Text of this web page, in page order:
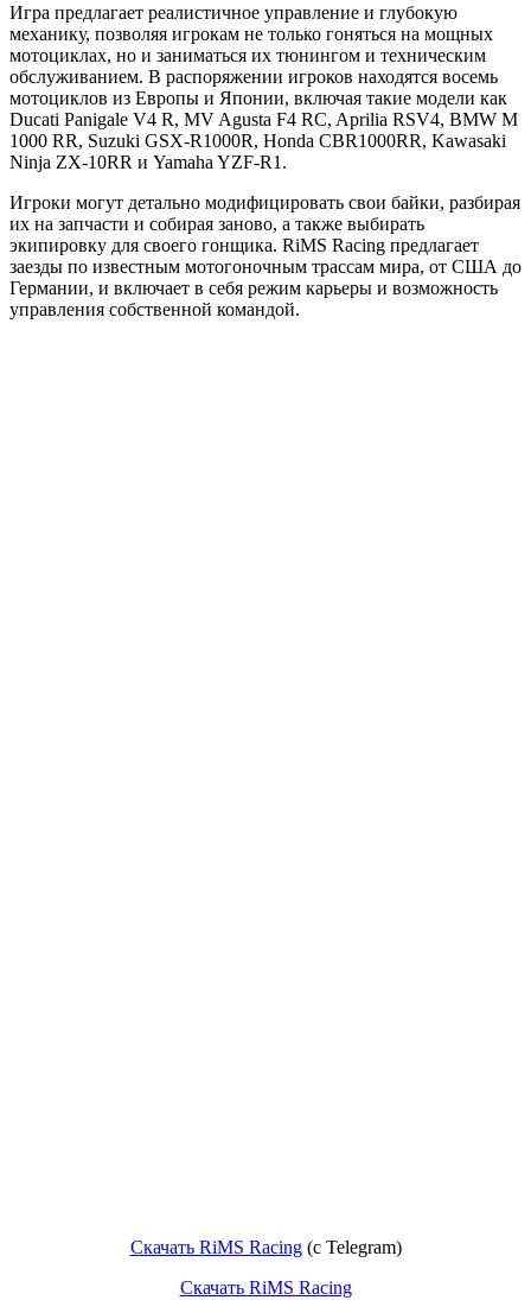
Игра предлагает реалистичное управление и глубокую
механику, позволяя игрокам не только гоняться на мощных
мотоциклах, но и заниматься их тюнингом и техническим
обслуживанием. В распоряжении игроков находятся восемь
мотоциклов из Европы и Японии, включая такие модели как
Ducati Panigale V4 R, MV Agusta F4 RC, Aprilia RSV4, BMW M
1000 RR, Suzuki GSX-R1000R, Honda CBR1000RR, Kawasaki
Ninja ZX-10RR и Yamaha YZF-R1.
Игроки могут детально модифицировать свои байки, разбирая
их на запчасти и собирая заново, а также выбирать
экипировку для своего гонщика. RiMS Racing предлагает
заезды по известным мотогоночным трассам мира, от США до
Германии, и включает в себя режим карьеры и возможность
управления собственной командой.
Скачать RiMS Racing(c Telegram)
Скачать RiMS Racing